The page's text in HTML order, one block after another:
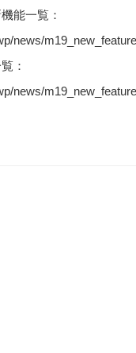
能一覧：
news/
：
news/